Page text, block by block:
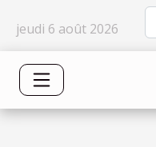
jeudi 6 août 2026